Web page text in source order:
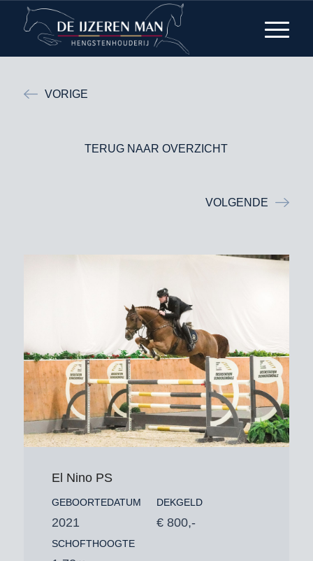
VORIGE
TERUG NAAR OVERZICHT
VOLGENDE
El Nino PS
GEBOORTEDATUM
2021
SCHOFTHOOGTE
DEKGELD
€ 800,-